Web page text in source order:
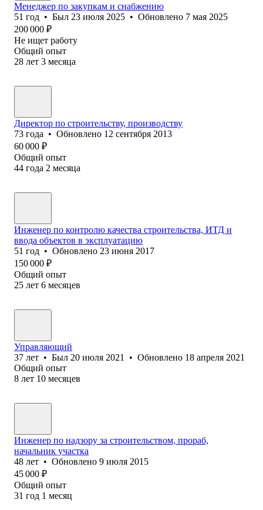
Менеджер по закупкам и снабжению
51 год • Был 23 июля 2025 • Обновлено 7 мая 2025
200 000 ₽
Не ищет работу
Общий опыт
28 лет 3 месяца
Директор по строительству, производству
73 года • Обновлено 12 сентября 2013
60 000 ₽
Общий опыт
44 года 2 месяца
Инженер по контролю качества строительства, ИТД и
ввода объектов в эксплуатацию
51 год • Обновлено 23 июня 2017
150 000 ₽
Общий опыт
25 лет 6 месяцев
Управляющий
37 лет • Был 20 июля 2021 • Обновлено 18 апреля 2021
Общий опыт
8 лет 10 месяцев
Инженер по надзору за строительством, прораб,
начальник участка
48 лет • Обновлено 9 июля 2015
45 000 ₽
Общий опыт
31 год 1 месяц